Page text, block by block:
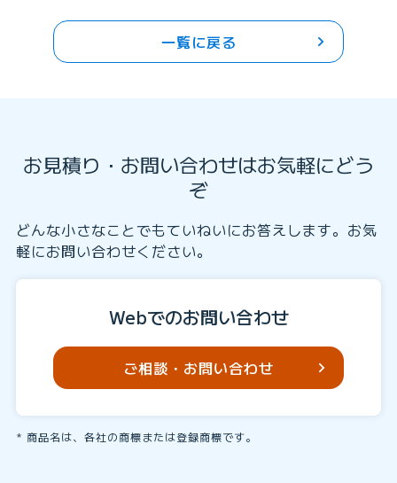
一覧に戻る
お見積り・お問い合わせはお気軽にどう
ぞ
どんな小さなことでもていねいにお答えします。お気
軽にお問い合わせください。
Webでのお問い合わせ
ご相談・お問い合わせ
商品名は、各社の商標または登録商標です。